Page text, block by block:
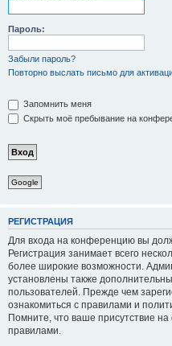
Пароль:
Забыли пароль?
Повторно выслать письмо для
Запомнить меня
Скрыть моё пребывание на
Google
РЕГИСТРАЦИЯ
Для входа на конференцию вы
Регистрация занимает всего
более широкие возможности.
установлены также
пользователей. Прежде чем
ознакомиться с правилами и
Помните, что ваше присутствие
правилами.